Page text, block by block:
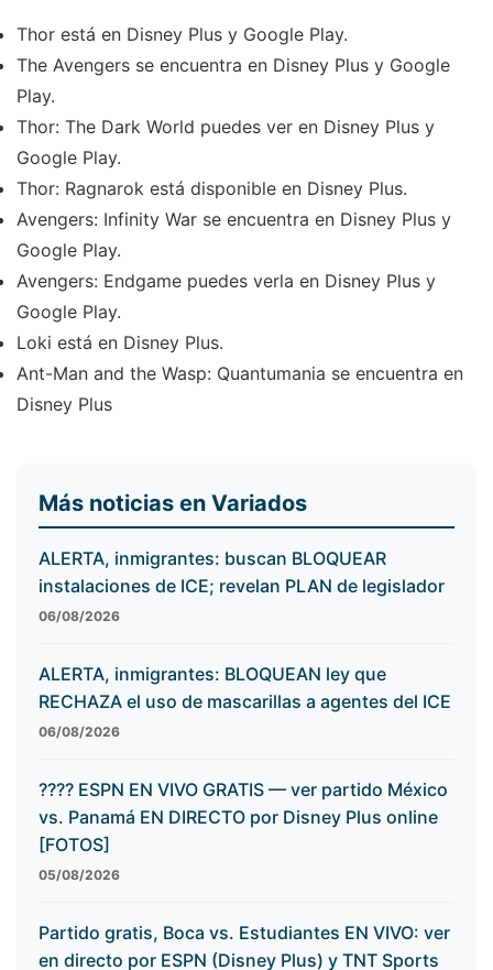
Thor está en Disney Plus y Google Play.
The Avengers se encuentra en Disney Plus y Google
Play.
Thor: The Dark World puedes ver en Disney Plus y
Google Play.
Thor: Ragnarok está disponible en Disney Plus.
Avengers: Infinity War se encuentra en Disney Plus y
Google Play.
Avengers: Endgame puedes verla en Disney Plus y
Google Play.
Loki está en Disney Plus.
Ant-Man and the Wasp: Quantumania se encuentra en
Disney Plus
Más noticias en Variados
ALERTA, inmigrantes: buscan BLOQUEAR
instalaciones de ICE; revelan PLAN de legislador
06/08/2026
ALERTA, inmigrantes: BLOQUEAN ley que
RECHAZA el uso de mascarillas a agentes del ICE
06/08/2026
???? ESPN EN VIVO GRATIS — ver partido México
vs. Panamá EN DIRECTO por Disney Plus online
[FOTOS]
05/08/2026
Partido gratis, Boca vs. Estudiantes EN VIVO: ver
en directo por ESPN (Disney Plus) y TNT Sports